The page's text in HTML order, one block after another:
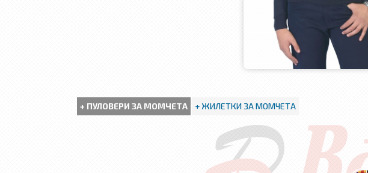
+ ПУЛОВЕРИ ЗА МОМЧЕТА + ЖИЛЕТКИ ЗА МОМЧЕТА